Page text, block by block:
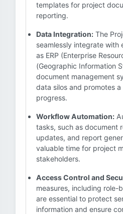
templates for project
reporting.
Data Integration: The
seamlessly integrate with
as ERP (Enterprise
(Geographic Information
document management
data silos and promotes
progress.
Workflow Automation:
tasks, such as document
updates, and report
valuable time for project
stakeholders.
Access Control and
measures, including role-
are essential to protect
information and ensure